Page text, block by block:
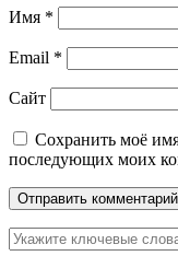
Имя *
Email *
Сайт
Сохранить моё
последующих моих
Найти: